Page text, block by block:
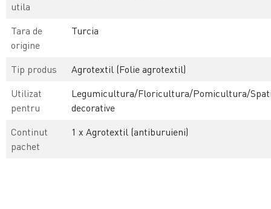
utila
Tara de
origine
Turcia
Tip produs
Agrotextil (Folie agrotextil)
Utilizat
pentru
Legumicultura/Floricultura/Pomicultura/
decorative
Continut
pachet
1 x Agrotextil (antiburuieni)